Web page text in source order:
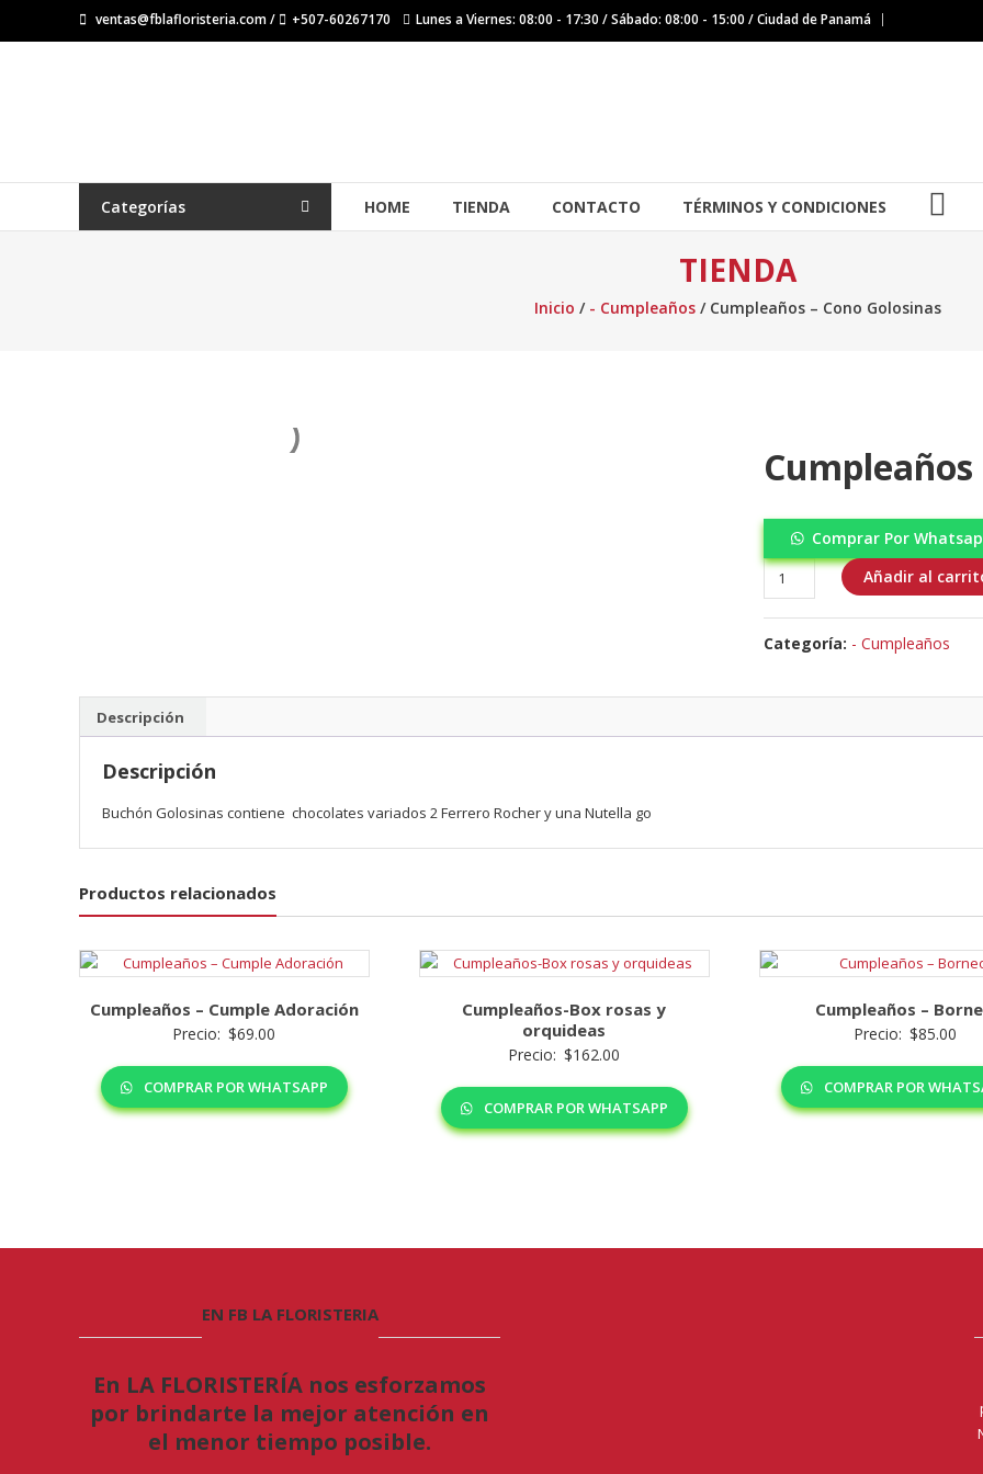
ventas@fblafloristeria.com / +507-60267170 Lunes a Viernes: 08:00 - 17:30 / Sábado: 08:00 - 15:00 / Ciudad de Panamá
Categorías HOME TIENDA CONTACTO TÉRMINOS Y CONDICIONES
TIENDA
Inicio / - Cumpleaños/ Cumpleaños – Cono Golosinas
Cumpleaños
Comprar Por
Cumpleaños
-
Cono
Golosinas
Añadir al
Categoría: - Cumpleaños
Descripción
Descripción
Buchón Golosinas contiene chocolates variados 2 Ferrero Rocher y una Nutella go
Productos relacionados
Cumpleaños – Cumple Adoración
Precio: $69.00
COMPRAR POR WHATSAPP
Cumpleaños-Box rosas y
orquideas
Precio: $162.00
COMPRAR POR WHATSAPP
Cumpleaños –
Precio: $85.00
COMPRAR POR
EN FB LA FLORISTERIA
En LA FLORISTERÍA nos esforzamos
por brindarte la mejor atención en
el menor tiempo posible.